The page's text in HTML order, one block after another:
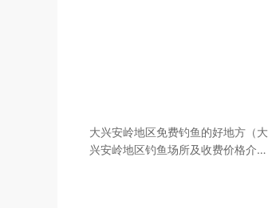
大兴安岭地区免费钓鱼的好地方（大
兴安岭地区钓鱼场所及收费价格介